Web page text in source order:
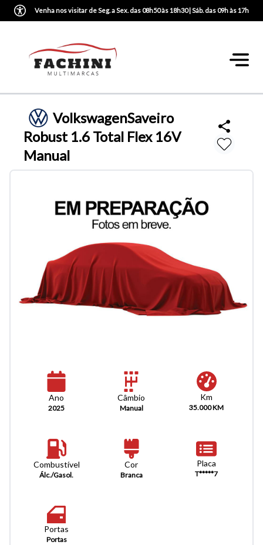
Venha nos visitar de Seg. a Sex. das 08h50 às 18h30 | Sáb. das 09h às 17h
VolkswagenSaveiro
Robust 1.6 Total Flex 16V
Manual
Ano
2025
Câmbio
Manual
Km
35.000 KM
Combustível
Álc./Gasol.
Cor
Branca
Placa
T*****7
Portas
Portas